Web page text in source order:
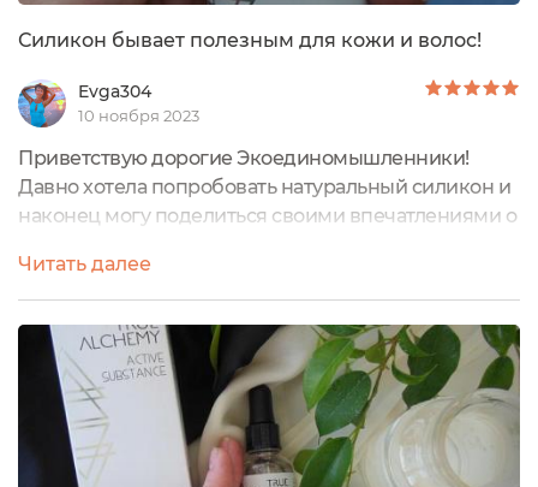
Силикон бывает полезным для кожи и волос!
Evga304
10 ноября 2023
Приветствую дорогие Экоединомышленники!
Давно хотела попробовать натуральный силикон и
наконец могу поделиться своими впечатлениями о
Alchemy. Это масляная сыворотка. Она упакована в
белую коробочку, в стиле алхимии бренда. На
упаковке представлена информация о средстве, а
внутри вложен вкладыш, где написано ещё больше
о продукте. Сама сыворотка...
Читать далее